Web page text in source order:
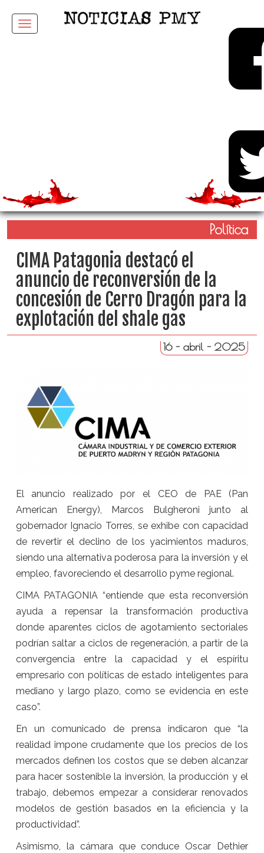
Menu
Política
CIMA Patagonia destacó el
anuncio de reconversión de la
concesión de Cerro Dragón para la
explotación del shale gas
16 - abril - 2025
El anuncio realizado por el CEO de PAE (Pan
American Energy), Marcos Bulgheroni junto al
gobernador Ignacio Torres, se exhibe con capacidad
de revertir el declino de los yacimientos maduros,
siendo una alternativa poderosa para la inversión y el
empleo, favoreciendo el desarrollo pyme regional.
CIMA PATAGONIA “entiende que esta reconversión
ayuda a repensar la transformación productiva
donde aparentes ciclos de agotamiento sectoriales
podrían saltar a ciclos de regeneración, a partir de la
convergencia entre la capacidad y el espíritu
empresario con políticas de estado inteligentes para
mediano y largo plazo, como se evidencia en este
caso”.
En un comunicado de prensa indicaron que “la
realidad impone crudamente que los precios de los
mercados definen los costos que se deben alcanzar
para hacer sostenible la inversión, la producción y el
trabajo, debemos empezar a considerar renovados
modelos de gestión basados en la eficiencia y la
productividad”.
Asimismo, la cámara que conduce Oscar Dethier